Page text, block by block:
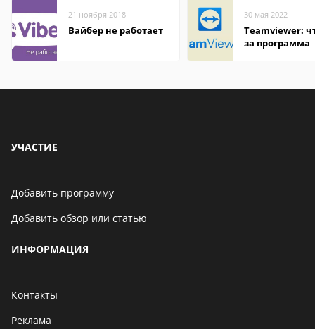
21 ноября 2018
Вайбер не работает
30 мая 2022
Teamviewer:
за программа
УЧАСТИЕ
Добавить программу
Добавить обзор или статью
ИНФОРМАЦИЯ
Контакты
Реклама